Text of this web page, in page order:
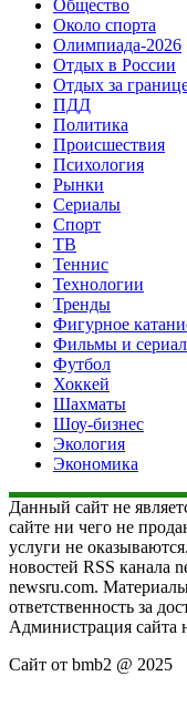
Общество
Около спорта
Олимпиада-2026
Отдых в России
Отдых за
ПДД
Политика
Происшествия
Психология
Рынки
Сериалы
Спорт
ТВ
Теннис
Технологии
Тренды
Фигурное
Фильмы и
Футбол
Хоккей
Шахматы
Шоу-бизнес
Экология
Экономика
Данный сайт не
сайте ни чего не
услуги не
новостей RSS канала
newsru.com.
ответственность за
Администрация сайта
Сайт от bmb2 @ 2025